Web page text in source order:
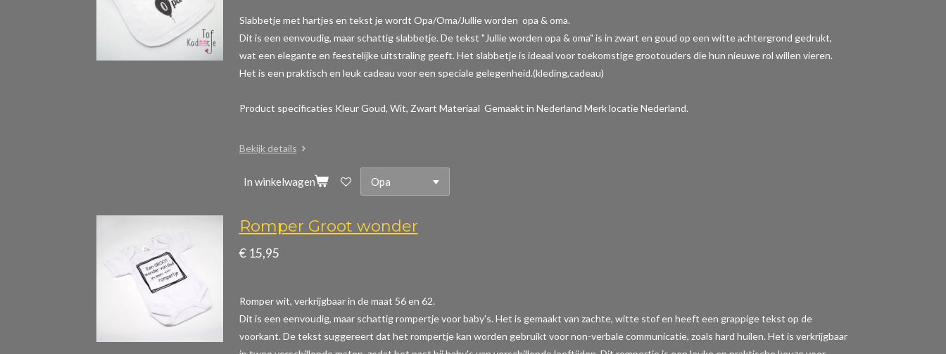
Slabbetje met hartjes en tekst je wordt Opa/Oma/Jullie worden opa & oma.
Dit is een eenvoudig, maar schattig slabbetje. De tekst "Jullie worden opa & oma" is in zwart en goud op een witte achtergrond gedrukt,
wat een elegante en feestelijke uitstraling geeft. Het slabbetje is ideaal voor toekomstige grootouders die hun nieuwe rol willen vieren.
Het is een praktisch en leuk cadeau voor een speciale gelegenheid.(kleding,cadeau)
Product specificaties Kleur Goud, Wit, Zwart Materiaal Gemaakt in Nederland Merk locatie Nederland.
Bekijk details
In winkelwagen
Romper Groot wonder
€ 15,95
Romper wit, verkrijgbaar in de maat 56 en 62.
Dit is een eenvoudig, maar schattig rompertje voor baby's. Het is gemaakt van zachte, witte stof en heeft een grappige tekst op de
voorkant. De tekst suggereert dat het rompertje kan worden gebruikt voor non-verbale communicatie, zoals hard huilen. Het is verkrijgbaar